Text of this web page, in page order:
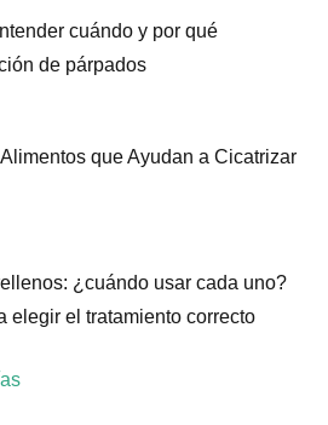
cuándo y por qué
de párpados
que Ayudan a Cicatrizar
¿cuándo usar cada uno?
elegir el tratamiento correcto